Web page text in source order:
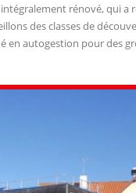
rénové, qui a
des classes de
en autogestion pour des